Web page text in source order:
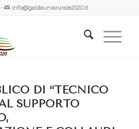
info@galdauniarurale2020.it
DI “TECNICO
SUPPORTO